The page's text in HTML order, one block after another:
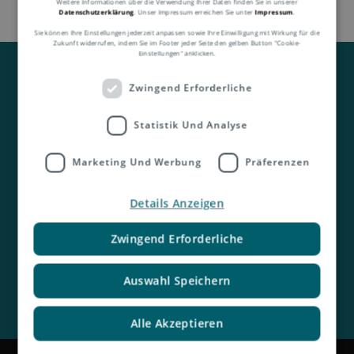
Kontakt
Datenschutzerklärung . Unser Impressum erreichen Sie unterImpressum.
Sie können Ihre Einstellungen jederzeit anpassen sowie Ihre Einwilligung mit Wirkung für die
Zukunft widerrufen, indem Sie im Footer jeder Seite den gelben Button "Cookie-
Einstellungen" anklicken.
Zwingend Erforderliche
Statistik Und Analyse
Marketing Und Werbung Präferenzen
Auswahl Speichern
Alle Akzeptieren
Zwingend Erforderliche
Details Anzeigen